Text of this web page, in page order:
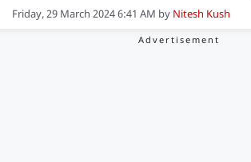
Friday, 29 March 2024 6:41 AM by Nitesh Kush